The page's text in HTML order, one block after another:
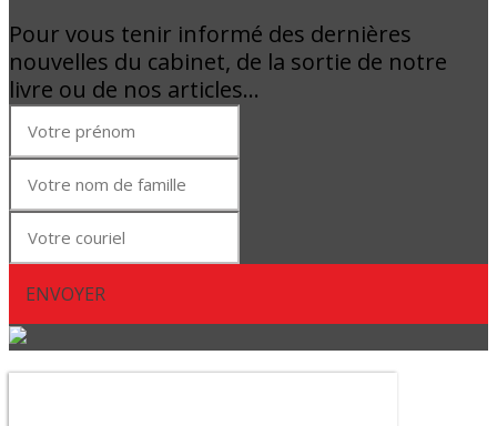
Pour vous tenir informé des dernières
nouvelles du cabinet, de la sortie de notre
livre ou de nos articles…
ENVOYER